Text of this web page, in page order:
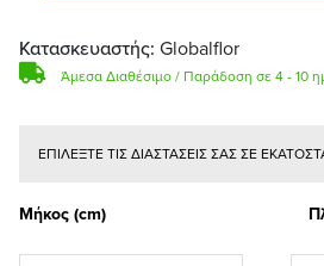
Κατασκευαστής: Globalflor
Άμεσα Διαθέσιμο / Παράδοση σε 4 - 10
ΕΠΙΛΕΞΤΕ ΤΙΣ ΔΙΑΣΤΑΣΕΙΣ ΣΑΣ ΣΕ
Μήκος (cm)